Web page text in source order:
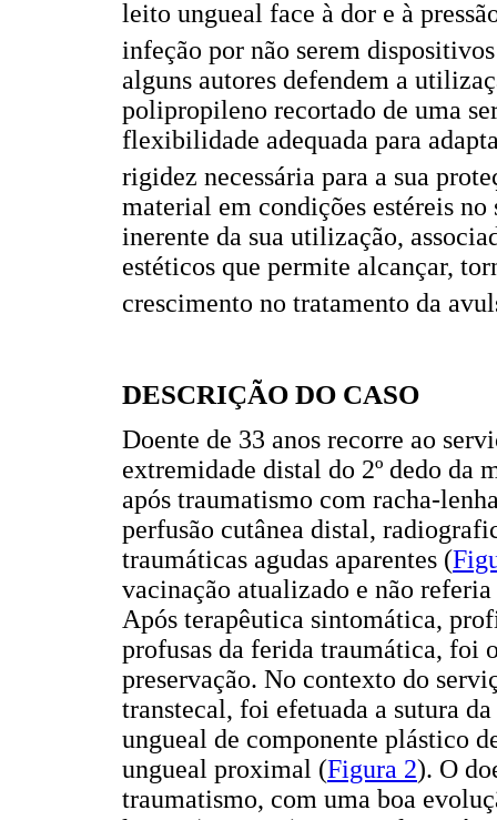
leito ungueal face à dor e à
infeção por não serem
alguns autores defendem a
polipropileno recortado de uma
flexibilidade adequada para
rigidez necessária para a sua
material em condições estéreis
inerente da sua utilização,
estéticos que permite alcançar,
crescimento no tratamento da
DESCRIÇÃO DO CASO
Doente de 33 anos recorre ao
extremidade distal do 2º dedo da
após traumatismo com racha-
perfusão cutânea distal,
traumáticas agudas aparentes (
vacinação atualizado e não
Após terapêutica sintomática,
profusas da ferida traumática, foi
preservação. No contexto do
transtecal, foi efetuada a sutura
ungueal de componente plástico
ungueal proximal (Figura 2). O
traumatismo, com uma boa